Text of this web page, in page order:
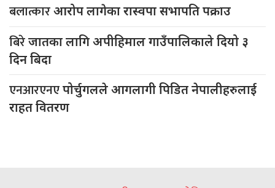
बलात्कारआरोप लागेका रास्वपा सभापति पक्राउ
बिरेजातका लागि अपीहिमाल गाउँपालिकाले दियो ३
दिन बिदा
एनआरएनएपोर्चुगलले आगलागी पिडित नेपालीहरुलाई
राहत वितरण